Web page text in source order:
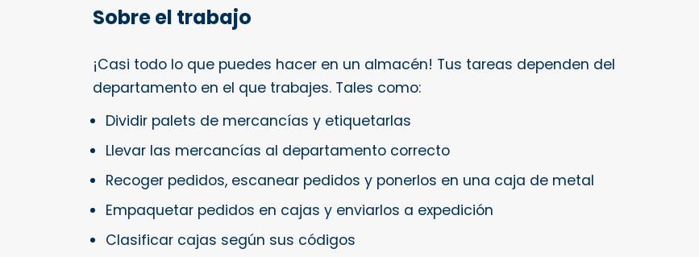
Sobre el trabajo
¡Casi todo lo que puedes hacer en un almacén! Tus tareas dependen del
departamento en el que trabajes. Tales como:
Dividir palets de mercancías y etiquetarlas
Llevar las mercancías al departamento correcto
Recoger pedidos, escanear pedidos y ponerlos en una caja de metal
Empaquetar pedidos en cajas y enviarlos a expedición
Clasificar cajas según sus códigos